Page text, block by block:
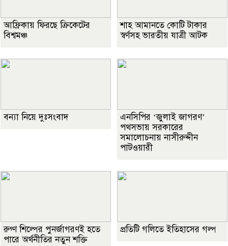
আফ্রিকায় ফিরছে ক্রিকেটের
বিশ্বমঞ্চ
শাহ আমানতে কোটি টাকার
স্বর্ণসহ ভারতীয় যাত্রী আটক
বন্যা নিয়ে দুঃসংবাদ
এনসিপির ‘জুলাই জাগরণ’
পথসভায় সরকারের
সমালোচনায় নাসীরুদ্দীন
পাটওয়ারী
রুগ্ণ শিল্পের পুনর্জাগরণই হতে
পারে অর্থনীতির নতুন শক্তি
প্রতিটি গলিতে ইতিহাসের গল্প